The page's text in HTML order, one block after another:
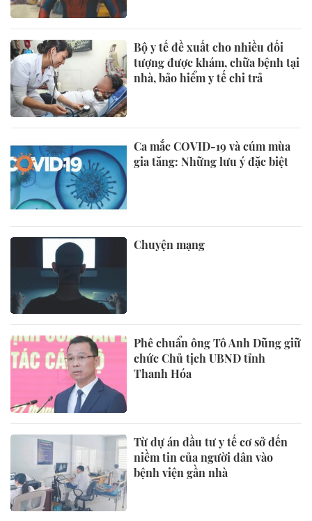
Bộ y tế đề xuất cho nhiều đối
tượng được khám, chữa bệnh tại
nhà, bảo hiểm y tế chi trả
Ca mắc COVID-19 và cúm mùa
gia tăng: Những lưu ý đặc biệt
Chuyện mạng
Phê chuẩn ông Tô Anh Dũng giữ
chức Chủ tịch UBND tỉnh
Thanh Hóa
Từ dự án đầu tư y tế cơ sở đến
niềm tin của người dân vào
bệnh viện gần nhà